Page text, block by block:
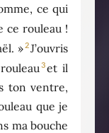
ce qui
ce rouleau !
»2J’ouvris
3et il
ton ventre,
que je
ma bouche